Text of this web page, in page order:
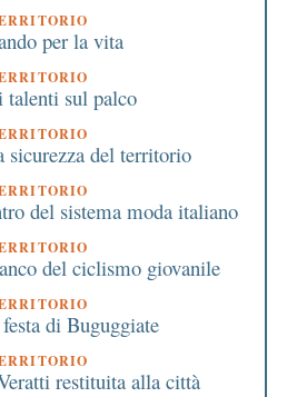
per la vita
talenti sul palco
sicurezza del territorio
del sistema moda italiano
del ciclismo giovanile
di Buguggiate
restituita alla città